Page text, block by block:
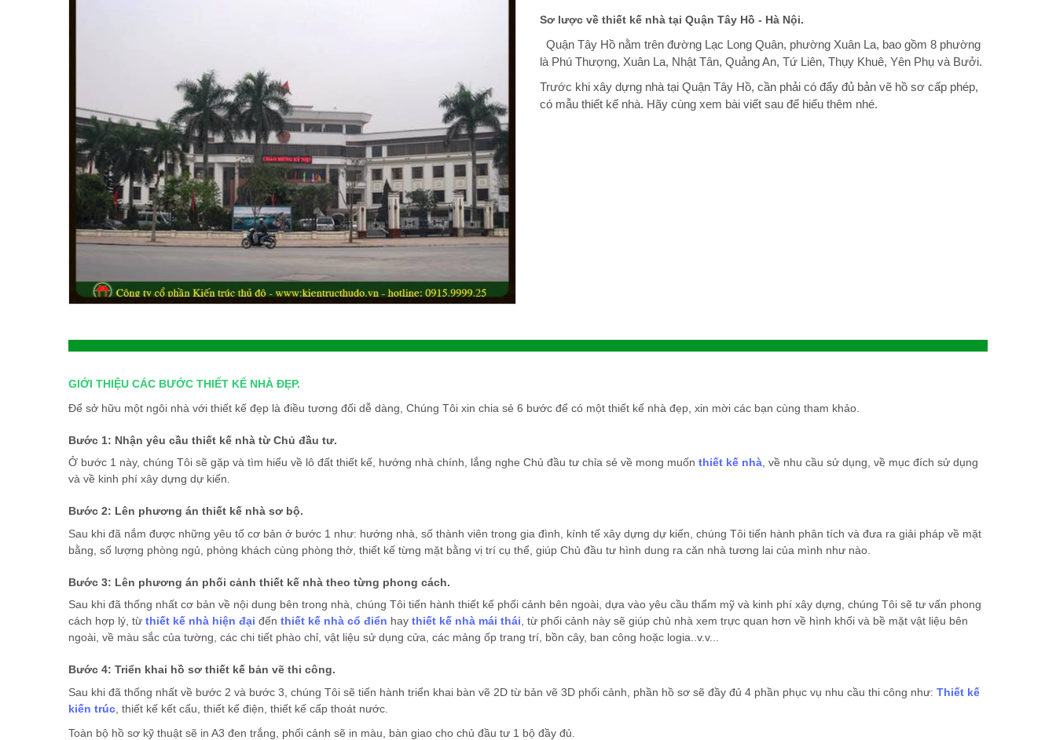
Sơ lược về thiết kế nhà tại Quận Tây Hồ - Hà Nội.
Quận Tây Hồ nằm trên đường Lạc Long Quân, phường Xuân La, bao gồm 8 phường
là Phú Thượng, Xuân La, Nhật Tân, Quảng An, Tứ Liên, Thụy Khuê, Yên Phụ và Bưởi.
Trước khi xây dựng nhà tại Quận Tây Hồ, cần phải có đẩy đủ bản vẽ hồ sơ cấp phép,
có mẫu thiết kế nhà. Hãy cùng xem bài viết sau để hiểu thêm nhé.
GIỚI THIỆU CÁC BƯỚC THIẾT KẾ NHÀ ĐẸP.
Để sở hữu một ngôi nhà với thiết kế đẹp là điều tương đối dễ dàng, Chúng Tôi xin chia sẻ 6 bước để có một thiết kế nhà đẹp, xin mời các bạn cùng tham khảo.
Bước 1: Nhận yêu cầu thiết kế nhà từ Chủ đầu tư.
Ở bước 1 này, chúng Tôi sẽ gặp và tìm hiểu về lô đất thiết kế, hướng nhà chính, lắng nghe Chủ đầu tư chỉa sẻ về mong muốn thiết kế nhà , về nhu cầu sử dụng, về mục đích sử dụng
và về kinh phí xây dựng dự kiến.
Bước 2: Lên phương án thiết kế nhà sơ bộ.
Sau khi đã nắm được những yêu tố cơ bản ở bước 1 như: hướng nhà, số thành viên trong gia đình, kính tế xây dựng dự kiến, chúng Tôi tiến hành phân tích và đưa ra giải pháp về mặt
bằng, số lượng phòng ngủ, phòng khách cùng phòng thờ, thiết kế từng mặt bằng vị trí cụ thể, giúp Chủ đầu tư hình dung ra căn nhà tương lai của mình như nào.
Bước 3: Lên phương án phối cảnh thiết kế nhà theo từng phong cách.
Sau khi đã thống nhất cơ bản về nội dung bên trong nhà, chúng Tôi tiến hành thiết kế phối cảnh bên ngoài, dựa vào yêu cầu thẩm mỹ và kinh phí xây dựng, chúng Tôi sẽ tư vấn phong
cách hợp lý, từ thiết kế nhà hiện đại đến thiết kế nhà cổ điển hay thiết kế nhà mái thái , từ phối cảnh này sẽ giúp chủ nhà xem trực quan hơn về hình khối và bề mặt vật liệu bên
ngoài, về màu sắc của tường, các chi tiết phào chỉ, vật liệu sử dụng cửa, các mảng ốp trang trí, bồn cây, ban công hoặc logia..v.v...
Bước 4: Triển khai hồ sơ thiết kế bản vẽ thi công.
Sau khi đã thống nhất về bước 2 và bước 3, chúng Tôi sẽ tiến hành triển khai bàn vẽ 2D từ bản vẽ 3D phối cảnh, phần hồ sơ sẽ đầy đủ 4 phần phục vụ nhu cầu thi công như: Thiết kế
kiến trúc , thiết kế kết cấu, thiết kế điện, thiết kế cấp thoát nước.
Toàn bộ hồ sơ kỹ thuật sẽ in A3 đen trắng, phối cảnh sẽ in màu, bàn giao cho chủ đầu tư 1 bộ đầy đủ.